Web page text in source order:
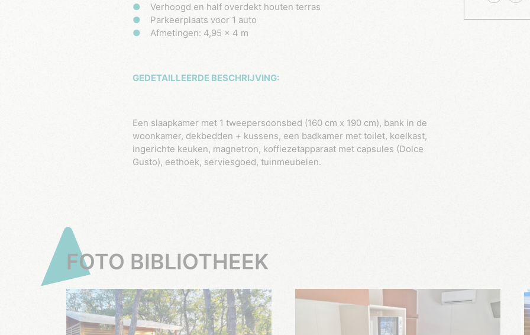
Verhoogd en half overdekt houten terras
Parkeerplaats voor 1 auto
Afmetingen: 4,95 x 4 m
GEDETAILLEERDE BESCHRIJVING:
Een slaapkamer met 1 tweepersoonsbed (160 cm x 190 cm), bank in de
woonkamer, dekbedden + kussens, een badkamer met toilet, koelkast,
ingerichte keuken, magnetron, koffiezetapparaat met capsules (Dolce
Gusto), eethoek, serviesgoed, tuinmeubelen.
FOTO BIBLIOTHEEK